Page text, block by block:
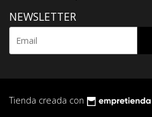
NEWSLETTER
Tienda creada con